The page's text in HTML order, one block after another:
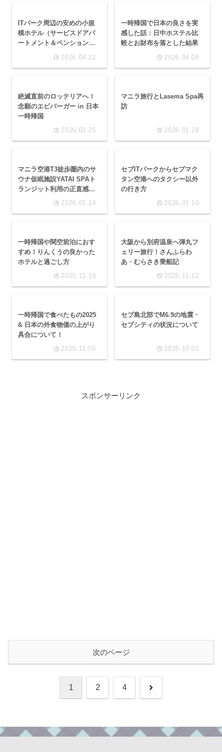
ITパーク周辺の安めの小規
模ホテル（サービスドアパ
ートメント＆ペンションハ
2026.04.22
一時帰国で日本の良さを実
感した話：日中ホステル比
較とお財布を落とした結果
2026.04.08
絶滅直前のロッテリアへ！
念願のエビバーガー in 日本
一時帰国
2026.03.25
マニラ旅行とLasema Spa再
訪
2026.01.28
マニラ空港T3徒歩圏内のサ
ウナ仮眠施設YATAI SPAト
ランジット利用の正直感想
と怖くない行き方について
2026.01.14
セブITパークからセブマク
タン空港へのタクシー以外
の行き方
2026.01.10
一時帰国や関空前泊におす
すめ！りんくうの良かった
ホテルと過ごし方
2025.11.15
大阪から別府温泉へ弾丸フ
ェリー旅行！さんふらわ
あ・むらさき乗船記
2025.11.12
一時帰国で食べたもの2025
& 日本の外食物価の上がり
具合について！
2025.11.05
セブ島北部でM6.9の地震・
セブシティの状況について
2025.10.01
スポンサーリンク
次のページ
1 2 4 次